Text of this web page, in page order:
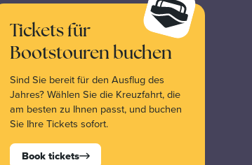
Tickets für
Bootstouren buchen
Sind Sie bereit für den Ausflug des
Jahres? Wählen Sie die Kreuzfahrt, die
am besten zu Ihnen passt, und buchen
Sie Ihre Tickets sofort.
Book tickets